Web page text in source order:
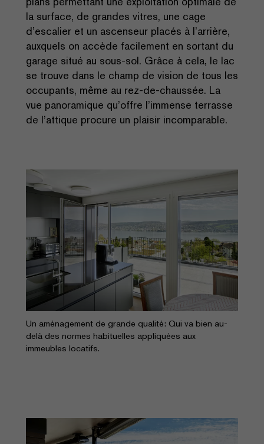
la surface, de grandes vitres, une cage
d’escalier et un ascenseur placés à l’arrière,
auxquels on accède facilement en sortant du
garage situé au sous-sol. Grâce à cela, le lac
se trouve dans le champ de vision de tous les
occupants, même au rez-de-chaussée. La
vue panoramique qu’offre l’immense terrasse
de l’attique procure un plaisir incomparable.
Un aménagement de grande qualité: Qui va bien au-
delà des normes habituelles appliquées aux
immeubles locatifs.